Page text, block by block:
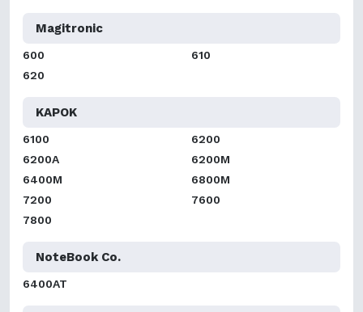
Magitronic
600
610
620
KAPOK
6100
6200
6200A
6200M
6400M
6800M
7200
7600
7800
NoteBook Co.
6400AT